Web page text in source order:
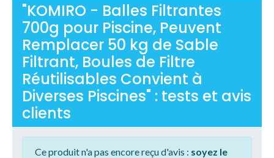
"KOMIRO - Balles Filtrantes
700g pour Piscine, Peuvent
Remplacer 50 kg de Sable
Filtrant, Boules de Filtre
Réutilisables Convient à
Diverses Piscines" : tests et avis
clients
Ce produit n'a pas encore reçu d'avis : soyez le